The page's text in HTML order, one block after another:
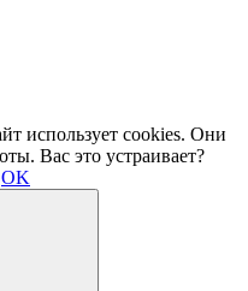
использует cookies. Они
Вас это устраивает?
OK